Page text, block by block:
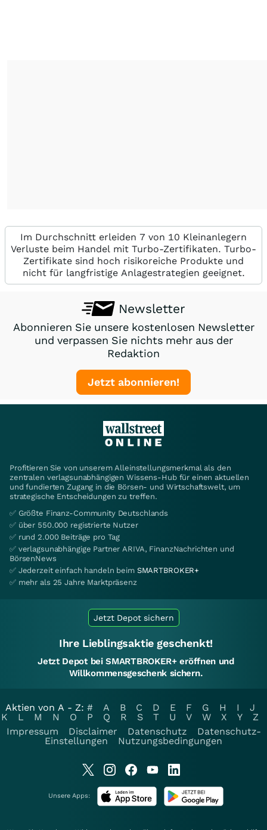
Im Durchschnitt erleiden 7 von 10 Kleinanlegern
Verluste beim Handel mit Turbo-Zertifikaten. Turbo-
Zertifikate sind hoch risikoreiche Produkte und
nicht für langfristige Anlagestrategien geeignet.
Newsletter
Abonnieren Sie unsere kostenlosen Newsletter
und verpassen Sie nichts mehr aus der
Redaktion
Jetzt abonnieren!
Profitieren Sie von unserem Alleinstellungsmerkmal als den
zentralen verlagsunabhängigen Wissens-Hub für einen aktuellen
und fundierten Zugang in die Börsen- und Wirtschaftswelt, um
strategische Entscheidungen zu treffen.
✅ Größte Finanz-Community Deutschlands
✅ über 550.000 registrierte Nutzer
✅ rund 2.000 Beiträge pro Tag
✅ verlagsunabhängige Partner ARIVA, FinanzNachrichten und
BörsenNews
✅ Jederzeit einfach handeln beim SMARTBROKER+
✅ mehr als 25 Jahre Marktpräsenz
Jetzt Depot sichern
Ihre Lieblingsaktie geschenkt!
Jetzt Depot bei SMARTBROKER+ eröffnen und
Willkommensgeschenk sichern.
Aktien von A - Z: # A B C D E F G H I
J
K
L M N O P Q R S T U V W X Y
Z
Impressum
Disclaimer Datenschutz
Datenschutz-
Einstellungen
Nutzungsbedingungen
Unsere Apps: